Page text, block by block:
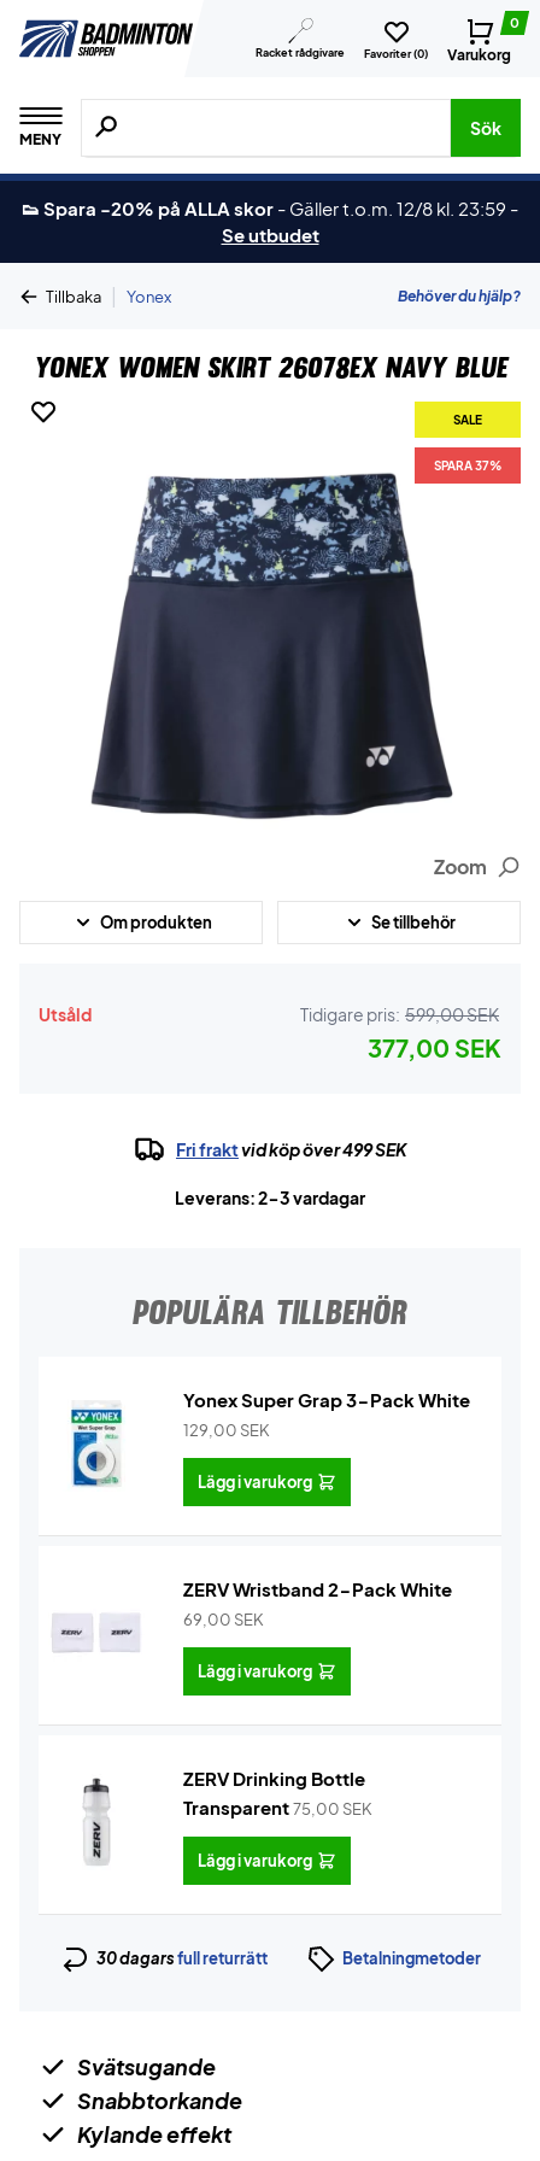
Racket rådgivare Favoriter (0)
0
Varukorg
MENY
Sök efter produkter, märken osv.
Sök
👟 Spara -20% på ALLA skor - Gäller t.o.m. 12/8 kl. 23:59 -
Se utbudet
Tillbaka | Yonex Behöver du hjälp?
Yonex Women Skirt 26078EX Navy Blue
SALE
SPARA 37%
Zoom
Om produkten Se tillbehör
Utsåld Tidigare pris: 599,00 SEK
377,00 SEK
Fri fraktvid köp över 499 SEK
Leverans: 2-3 vardagar
POPULÄRA TILLBEHÖR
Yonex Super Grap 3-Pack White
129,00 SEK
Lägg i varukorg
ZERV Wristband 2-Pack White
69,00 SEK
Lägg i varukorg
ZERV Drinking Bottle
Transparent75,00 SEK
Lägg i varukorg
30 dagarsfull returrätt Betalningmetoder
Svätsugande
Snabbtorkande
Kylande effekt